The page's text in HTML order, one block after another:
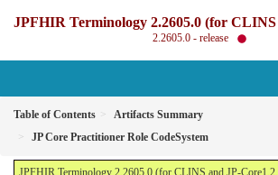
JPFHIR Terminology 2.2605.0 (for
2.2605.0 - release
Table of Contents
Artifacts Summary
JP Core Practitioner Role CodeSystem
JPFHIR Terminology 2.2605.0 (for CLINS and JP-